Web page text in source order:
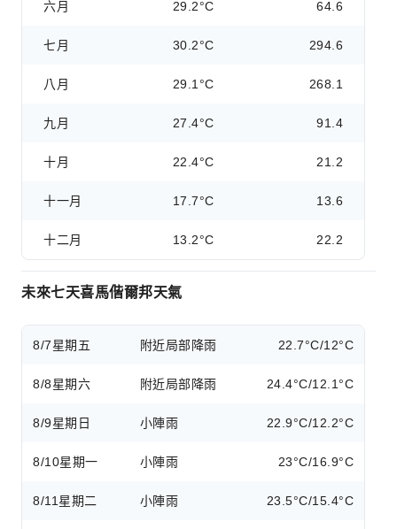
六月 29.2°C 64.6
七月 30.2°C 294.6
八月 29.1°C 268.1
九月 27.4°C 91.4
十月 22.4°C 21.2
十一月 17.7°C 13.6
十二月 13.2°C 22.2
未來七天喜馬偕爾邦天氣
8/7星期五 附近局部降雨 22.7°C/12°C
8/8星期六 附近局部降雨 24.4°C/12.1°C
8/9星期日 小陣雨 22.9°C/12.2°C
8/10星期一 小陣雨 23°C/16.9°C
8/11 星期二 小陣雨 23.5°C/15.4°C